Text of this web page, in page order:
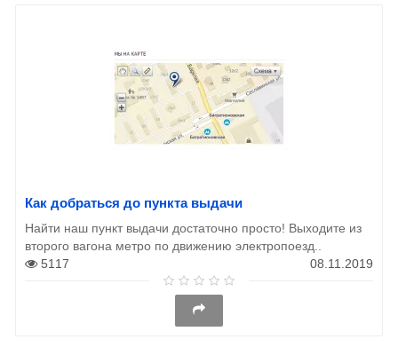
Как добраться до пункта выдачи
Найти наш пункт выдачи достаточно просто! Выходите из
второго вагона метро по движению электропоезд..
5117
08.11.2019